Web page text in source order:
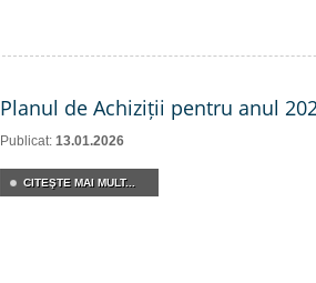
Planul de Achiziții pentru anul
Publicat: 13.01.2026
CITEŞTE MAI MULT...